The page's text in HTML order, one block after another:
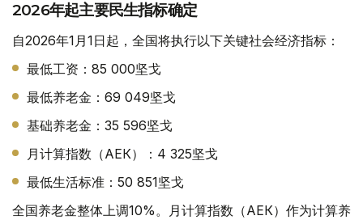
2026年起主要民生指标确定
自2026年1月1日起，全国将执行以下关键社会经济指标：
最低工资：85 000坚戈
最低养老金：69 049坚戈
基础养老金：35 596坚戈
月计算指数（АЕК）：4 325坚戈
最低生活标准：50 851坚戈
全国养老金整体上调10%。月计算指数（АЕК）作为计算养